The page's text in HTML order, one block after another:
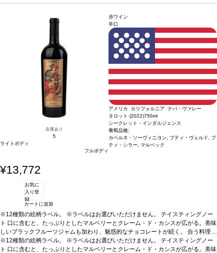
含むとブラックベリーや甘草などの果実味が広がる。バニラやオークを含むスモー
キーでリッチな後味が、長く続く。
合う料理
タリアのパスタ料理などと好相性
葡萄品種 100% マルベック*本ヴィンテージが在
庫切れの場合、在庫があり価格が同様の場合は自動的に次のヴィンテージに変更さ
れます、ご了承ください。
スがエレガントさを演出。ブラックベリーの果実味が口に広がり、リッチで長い余
テイスティングノート
すっきりとしたフルーティーなノーズに、
プラムやマルメロなどのアロマを示し、エレガントなオークを微かに感じる。口に
含むとブラックベリーや甘草などの果実味が広がる。バニラやオークを含むスモー
キーでリッチな後味が、長く続く。
合う料理グリルした肉、ラム肉料理またはイ
タリアのパスタ料理などと好相性
100% マルベック*本ヴィンテージが在
庫切れの場合、在庫があり価格が同様の場合は自動的に次のヴィンテージに変更さ
れます、ご了承ください。
在庫あり
5
ライトボディ
フルボディ
赤ワイン
辛口
アメリカ カリフォルニア ナパ・ヴァレー
タロット (2022)750ml
シークレット・インダルジェンス
葡萄品種:
カベルネ・ソーヴィニヨン, プティ・ヴェルド, プ
ティ・シラー, マルベック
¥13,772
お気に
入り登
録
カートに追加
※12種類の絵柄ラベル。 ※ラベルはお選びいただけません。 テイスティングノー
ト 口に含むと、たっぷりとしたマルベリーとクレーム・ド・カシスが広がる。美味
しいブラックフルーツジャムも加わり、魅惑的なチョコレートが続く。 合う料理
クリスピーな皮の豚バラロースト、鴨のコンフィなどと合う
葡萄品種カベルネ・
ソーヴィニヨン 89%、プティ・ヴェルド 5％、プティ・シラー 3%、マルベック
※12種類の絵柄ラベル。 ※ラベルはお選びいただけません。 テイスティングノー
ト 口に含むと、たっぷりとしたマルベリーとクレーム・ド・カシスが広がる。美味